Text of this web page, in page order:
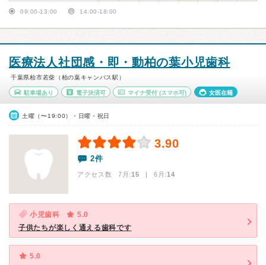
09:00-13:00 14:00-18:00
医療法人社団感・即・動柏の葉小児歯科
千葉県柏市若柴（柏の葉キャンパス駅）
駐車場あり 電子決済可 マイナ受付 (スマホ可) 女医在籍
土曜（〜19:00）・日曜・祝日
3.90
2件
アクセス数 7月:15 | 6月:14
小児歯科
5.0
子供たちが楽しく通える歯科です
5.0